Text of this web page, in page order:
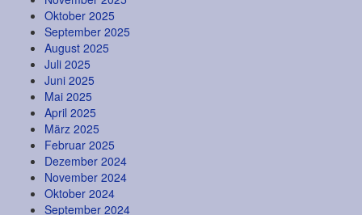
Oktober 2025
September 2025
August 2025
Juli 2025
Juni 2025
Mai 2025
April 2025
März 2025
Februar 2025
Dezember 2024
November 2024
Oktober 2024
September 2024